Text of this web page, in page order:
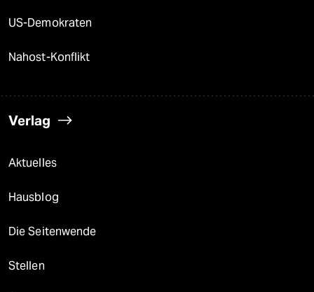
US-Demokraten
Nahost-Konflikt
Verlag
Aktuelles
Hausblog
Die Seitenwende
Stellen